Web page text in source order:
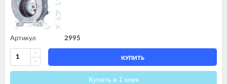
Артикул 2995
КУПИТЬ
Купить в 1 клик